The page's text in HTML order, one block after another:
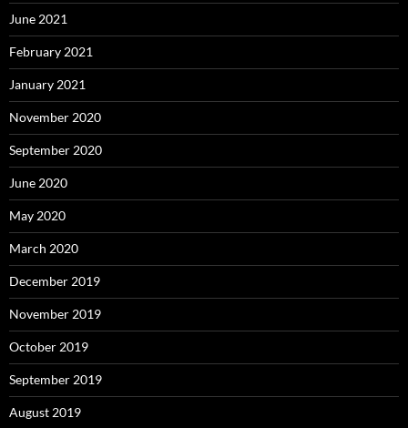
June 2021
February 2021
January 2021
November 2020
September 2020
June 2020
May 2020
March 2020
December 2019
November 2019
October 2019
September 2019
August 2019